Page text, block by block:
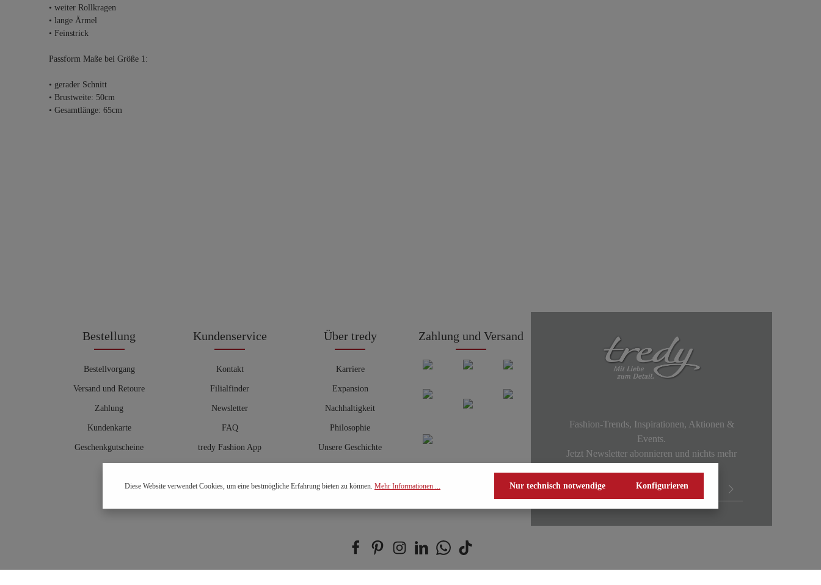
• weiter Rollkragen
• lange Ärmel
• Feinstrick
Passform Maße bei Größe 1:
• gerader Schnitt
• Brustweite: 50cm
• Gesamtlänge: 65cm
Bestellung
Bestellvorgang
Versand und Retoure
Zahlung
Kundenkarte
Geschenkgutscheine
Kundenservice
Kontakt
Filialfinder
Newsletter
FAQ
tredy Fashion App
Hosenberater
Über tredy
Karriere
Expansion
Nachhaltigkeit
Philosophie
Unsere Geschichte
Zahlung und Versand
Fashion-Trends, Inspirationen, Aktionen &
Events.
Jetzt Newsletter abonnieren und nichts mehr
Diese Website verwendet Cookies, um eine bestmögliche Erfahrung bieten zu können. Mehr Informationen ... Nur technisch notwendige Konfigurieren